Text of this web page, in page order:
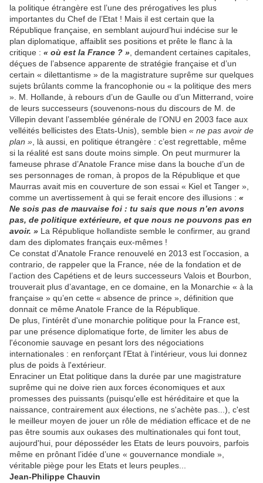
la politique étrangère est l’une des prérogatives les plus
importantes du Chef de l’Etat ! Mais il est certain que la
République française, en semblant aujourd’hui indécise sur le
plan diplomatique, affaiblit ses positions et prête le flanc à la
critique : « où est la France ? » , demandent certaines capitales,
déçues de l’absence apparente de stratégie française et d’un
certain « dilettantisme » de la magistrature suprême sur quelques
sujets brûlants comme la francophonie ou « la politique des mers
». M. Hollande, à rebours d’un de Gaulle ou d’un Mitterrand, voire
de leurs successeurs (souvenons-nous du discours de M. de
Villepin devant l’assemblée générale de l’ONU en 2003 face aux
velléités bellicistes des Etats-Unis), semble bien « ne pas avoir de
plan » , là aussi, en politique étrangère : c’est regrettable, même
si la réalité est sans doute moins simple. On peut murmurer la
fameuse phrase d’Anatole France mise dans la bouche d’un de
ses personnages de roman, à propos de la République et que
Maurras avait mis en couverture de son essai « Kiel et Tanger »,
comme un avertissement à qui se ferait encore des illusions : «
Ne sois pas de mauvaise foi : tu sais que nous n’en avons
pas, de politique extérieure, et que nous ne pouvons pas en
avoir. » La République hollandiste semble le confirmer, au grand
dam des diplomates français eux-mêmes !
Ce constat d’Anatole France renouvelé en 2013 est l’occasion, a
contrario, de rappeler que la France, née de la fondation et de
l’action des Capétiens et de leurs successeurs Valois et Bourbon,
trouverait plus d’avantage, en ce domaine, en la Monarchie « à la
française » qu’en cette « absence de prince », définition que
donnait ce même Anatole France de la République.
De plus, l'intérêt d'une monarchie politique pour la France est,
par une présence diplomatique forte, de limiter les abus de
l'économie sauvage en pesant lors des négociations
internationales : en renforçant l'Etat à l'intérieur, vous lui donnez
plus de poids à l'extérieur.
Enraciner un Etat politique dans la durée par une magistrature
suprême qui ne doive rien aux forces économiques et aux
promesses des puissants (puisqu'elle est héréditaire et que la
naissance, contrairement aux élections, ne s'achète pas...), c'est
le meilleur moyen de jouer un rôle de médiation efficace et de ne
pas être soumis aux oukases des multinationales qui font tout,
aujourd'hui, pour déposséder les Etats de leurs pouvoirs, parfois
même en prônant l’idée d’une « gouvernance mondiale »,
véritable piège pour les Etats et leurs peuples...
Jean-Philippe Chauvin